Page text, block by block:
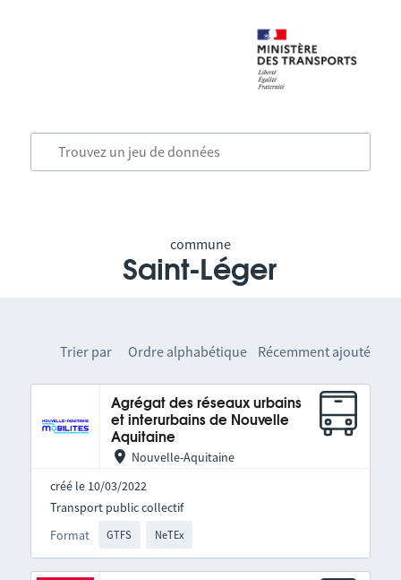
commune
Saint-Léger
Trier par Ordre alphabétique Récemment ajouté
Agrégat des réseaux urbains
et interurbains de Nouvelle
Aquitaine
Nouvelle-Aquitaine
créé le 10/03/2022
Format GTFS NeTEx
Transport public collectif